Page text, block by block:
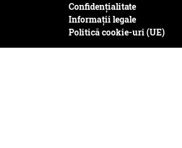
Confidențialitate
Informații legale
Politică cookie-uri (UE)